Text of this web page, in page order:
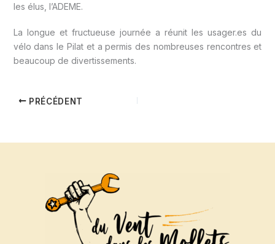
les élus, l’ADEME.
La longue et fructueuse journée a réunit les usager.es du
vélo dans le Pilat et a permis des nombreuses rencontres et
beaucoup de divertissements.
PRÉCÉDENT